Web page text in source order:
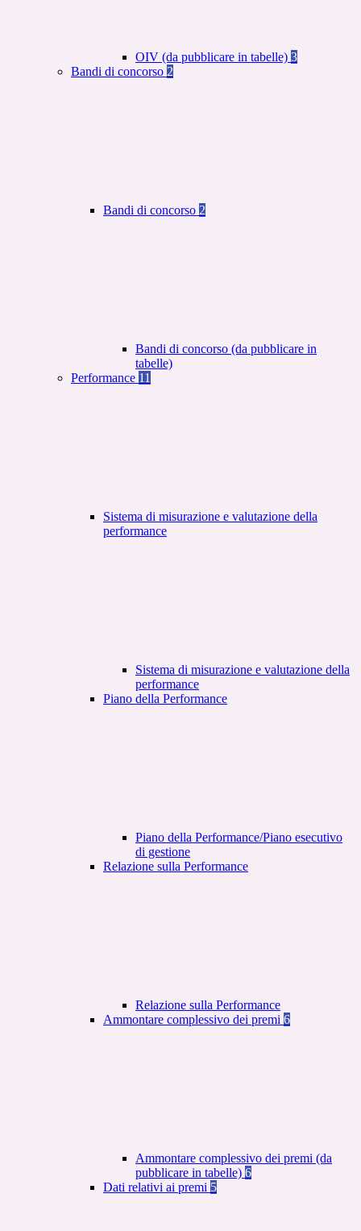
OIV (da pubblicare in tabelle) 3
Bandi di concorso 2
Bandi di concorso 2
Bandi di concorso (da pubblicare in
tabelle)
Performance 11
Sistema di misurazione e valutazione della
performance
Sistema di misurazione e valutazione della
performance
Piano della Performance
Piano della Performance/Piano esecutivo
di gestione
Relazione sulla Performance
Relazione sulla Performance
Ammontare complessivo dei premi 6
Ammontare complessivo dei premi (da
pubblicare in tabelle) 6
Dati relativi ai premi 5